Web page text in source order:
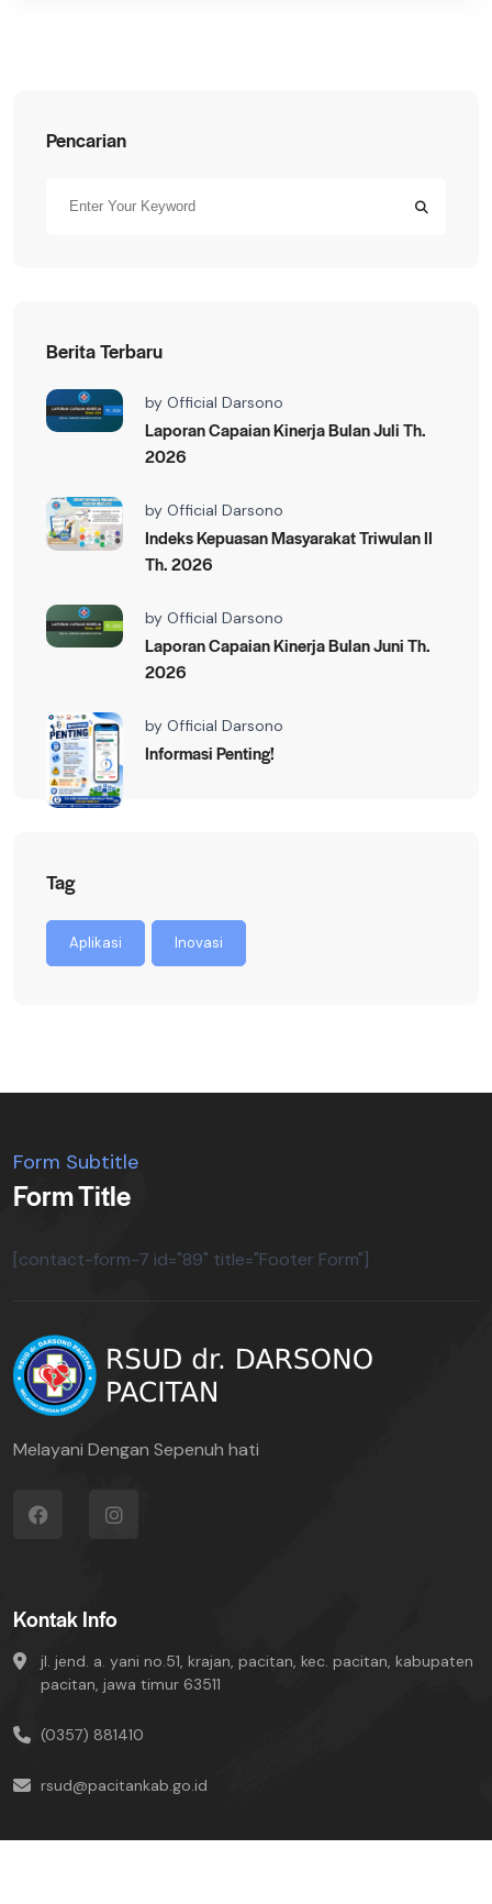
Pencarian
Berita Terbaru
by Official Darsono
Laporan Capaian Kinerja Bulan Juli Th.
2026
by Official Darsono
Indeks Kepuasan Masyarakat Triwulan II
Th. 2026
by Official Darsono
Laporan Capaian Kinerja Bulan Juni Th.
2026
by Official Darsono
Informasi Penting!
Tag
Aplikasi Inovasi
Form Subtitle
Form Title
[contact-form-7 id="89" title="Footer Form"]
Melayani Dengan Sepenuh hati
Kontak Info
jl. jend. a. yani no.51, krajan, pacitan, kec. pacitan, kabupaten
pacitan, jawa timur 63511
(0357) 881410
rsud@pacitankab.go.id